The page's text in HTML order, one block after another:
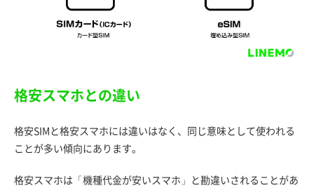
格安スマホとの違い
格安SIMと格安スマホには違いはなく、同じ意味として使われる
ことが多い傾向にあります。
格安スマホは「機種代金が安いスマホ」と勘違いされることがあ